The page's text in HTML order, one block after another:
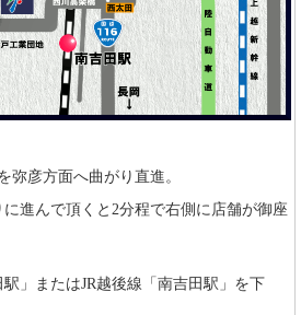
弥彦方面へ曲がり直進。
進んで頂くと2分程で右側に店舗が御座
」またはJR越後線「南吉田駅」を下